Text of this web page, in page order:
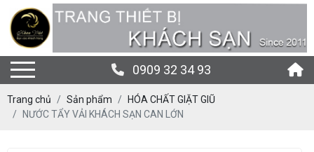
0909 32 34 93
Trang chủ Sản phẩm
HÓA CHẤT GIẶT GIŨ
NƯỚC TẨY VẢI KHÁCH SẠN CAN LỚN